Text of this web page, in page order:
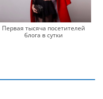
Первая тысяча посетителей
блога в сутки